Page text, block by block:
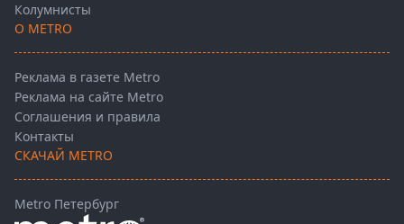
Колумнисты
О METRO
Реклама в газете Metro
Реклама на сайте Metro
Соглашения и правила
Контакты
СКАЧАЙ METRO
Metro Петербург